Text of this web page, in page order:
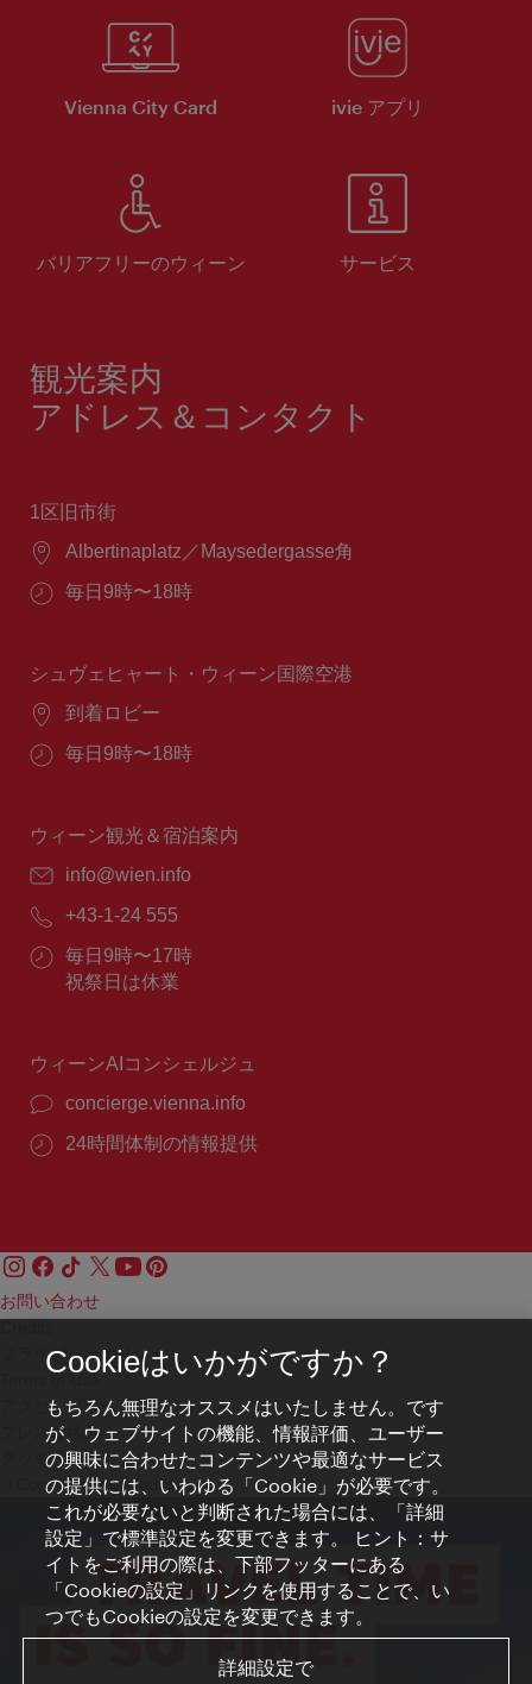
Vienna City Card ivie アプリ
バリアフリーのウィーン サービス
観光案内
アドレス＆コンタクト
1区旧市街
場
所：
Albertinaplatz／Maysedergasse角
営
間：
毎日9時〜18時
シュヴェヒャート・ウィーン国際空港
場
所：
到着ロビー
営
間：
毎日9時〜18時
ウィーン観光＆宿泊案内
E
ー
ル：
info@wien.info
電
話
番
号：
+43-1-24 555
営
業
毎日9時〜17時
祝祭日は休業
ウィーンAIコンシェルジュ
concierge.vienna.info
24時間体制の情報提供
お問い合わせ
プライバシーポリシー
アクセシビリティ
プレス連絡先
クッキーの設定
© Copyright WienTourismus
Cookieはいかがですか？
もちろん無理なオススメはいたしません。です
が、ウェブサイトの機能、情報評価、ユーザー
の興味に合わせたコンテンツや最適なサービス
の提供には、いわゆる「Cookie」が必要です。
これが必要ないと判断された場合には、「詳細
設定」で標準設定を変更できます。 ヒント：サ
イトをご利用の際は、下部フッターにある
「Cookieの設定」リンクを使用することで、い
つでもCookieの設定を変更できます。
詳細設定で